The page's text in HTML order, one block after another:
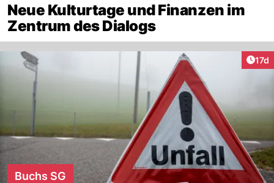
Neue Kulturtage und Finanzen im
Zentrum des Dialogs
17d
Buchs SG